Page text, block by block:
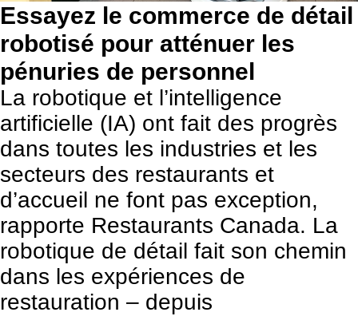
Essayez le commerce de détail
robotisé pour atténuer les
pénuries de personnel
La robotique et l’intelligence
artificielle (IA) ont fait des progrès
dans toutes les industries et les
secteurs des restaurants et
d’accueil ne font pas exception,
rapporte Restaurants Canada. La
robotique de détail fait son chemin
dans les expériences de
restauration – depuis